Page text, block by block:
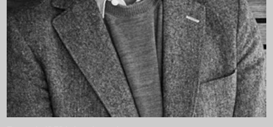
Er wurde 1959 in London geboren.
Der britische Designer Jasper Morrison, der für seinen "Super
Normal"-Ansatz bekannt ist, sucht nach dem
Außergewöhnlichen in der Welt des Gewöhnlichen. Er ist davon
überzeugt, dass Design eine fast unsichtbare Präsenz im
Endprodukt haben sollte und dass eine Atmosphäre der